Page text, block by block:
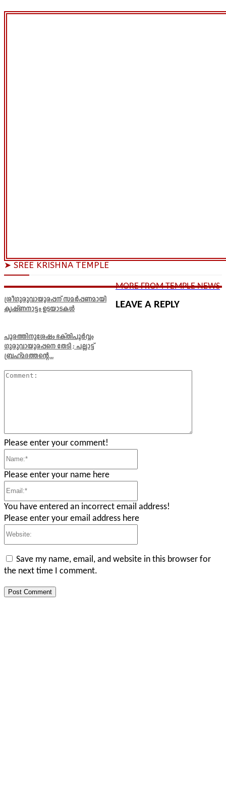
➤ SREE KRISHNA TEMPLE
ശ്രീഗുരുവായൂരപ്പന് സമർപ്പണമായി
കൃഷ്ണനാട്ടം ഉടയാടകൾ
പൂരത്തിനുശേഷം ഭക്തിപൂർവ്വം
ഗുരുവായൂരപ്പനെ തേടി ; പല്ലാട്ട്
ബ്രഹ്മദത്തന്റെ...
MORE FROM TEMPLE NEWS
LEAVE A REPLY
Please enter your comment!
Please enter your name here
You have entered an incorrect email address!
Please enter your email address here
Save my name, email, and website in this browser for
the next time I comment.